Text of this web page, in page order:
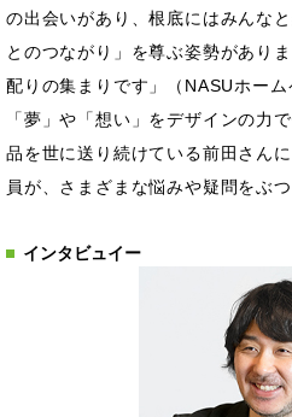
の出会いがあり、根底にはみんな
とのつながり」を尊ぶ姿勢があり
配りの集まりです」（NASUホー
「夢」や「想い」をデザインの力
品を世に送り続けている前田さん
員が、さまざまな悩みや疑問をぶつ
インタビュイー